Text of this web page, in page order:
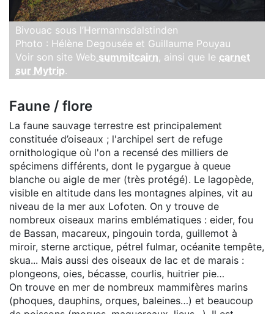
Bivouac sous l’Hermannsdalstinden
Photo : Hélène Degousée et Guillaume Pouyau
Voir son site Web summitcairn, ainsi que le carnet
sur Mytrip.
Faune / flore
La faune sauvage terrestre est principalement
constituée d’oiseaux ; l'archipel sert de refuge
ornithologique où l'on a recensé des milliers de
spécimens différents, dont le pygargue à queue
blanche ou aigle de mer (très protégé). Le lagopède,
visible en altitude dans les montagnes alpines, vit au
niveau de la mer aux Lofoten. On y trouve de
nombreux oiseaux marins emblématiques : eider, fou
de Bassan, macareux, pingouin torda, guillemot à
miroir, sterne arctique, pétrel fulmar, océanite tempête,
skua... Mais aussi des oiseaux de lac et de marais :
plongeons, oies, bécasse, courlis, huitrier pie…
On trouve en mer de nombreux mammifères marins
(phoques, dauphins, orques, baleines…) et beaucoup